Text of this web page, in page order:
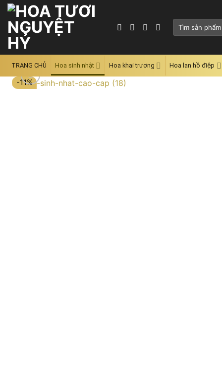
Skip
content
Tìm
TRANG CHỦ Hoa sinh nhật Hoa khai trương Hoa lan hồ điệp
-11%